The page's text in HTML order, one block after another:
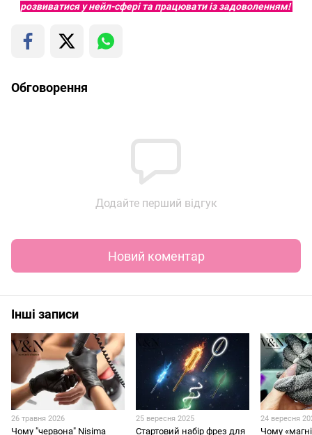
розвиватися у нейл-сфері та працювати із задоволенням!
Обговорення
Додайте перший відгук
Новий коментар
Інші записи
26 травня 2026
Чому "червона" Nisima
25 вересня 2025
Стартовий набір фрез для
24 вересня
Чому